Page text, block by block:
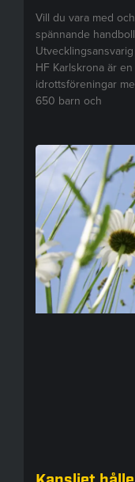
Vill du vara med
spännande
HF Karlskrona är
idrottsföreningar
650 barn och